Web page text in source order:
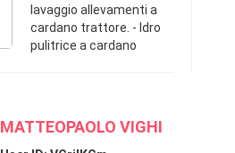
lavaggio allevamenti a
cardano trattore. - Idro
pulitrice a cardano
MATTEOPAOLO VIGHI